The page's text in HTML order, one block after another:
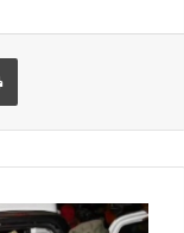
Print